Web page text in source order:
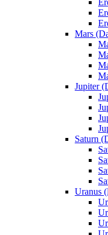
Mars
Jupiter
Saturn
Uranus